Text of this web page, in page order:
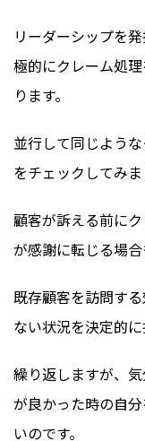
リーダーシップを
極的にクレーム処
ります。
並行して同じよう
をチェックしてみま
顧客が訴える前に
が感謝に転じる場合
既存顧客を訪問す
ない状況を決定的
繰り返しますが、
が良かった時の自
いのです。